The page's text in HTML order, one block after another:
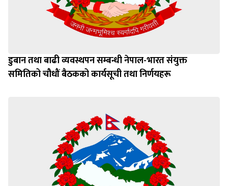
डुबान तथा बाढी व्यवस्थपन सम्बन्धी नेपाल-भारत संयुक्त
समितिको चौधौं बैठकको कार्यसूची तथा निर्णयहरू